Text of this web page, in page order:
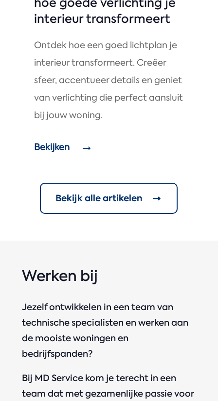
interieur transformeert
Ontdek hoe een goed lichtplan je
interieur transformeert. Creëer
sfeer, accentueer details en geniet
van verlichting die perfect aansluit
bij jouw woning.
Bekijken
Bekijk alle artikelen
Werken bij
Jezelf ontwikkelen in een team van
technische specialisten en werken aan
de mooiste woningen en
bedrijfspanden?
Bij MD Service kom je terecht in een
team dat met gezamenlijke passie voor